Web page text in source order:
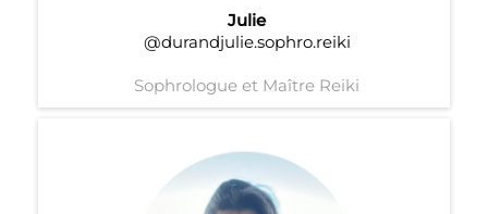
Julie
@durandjulie.sophro.reiki
Sophrologue et Maître Reiki